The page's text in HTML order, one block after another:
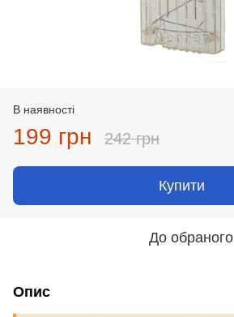
В наявності
199 грн 242 грн
Купити
До обраного
Опис